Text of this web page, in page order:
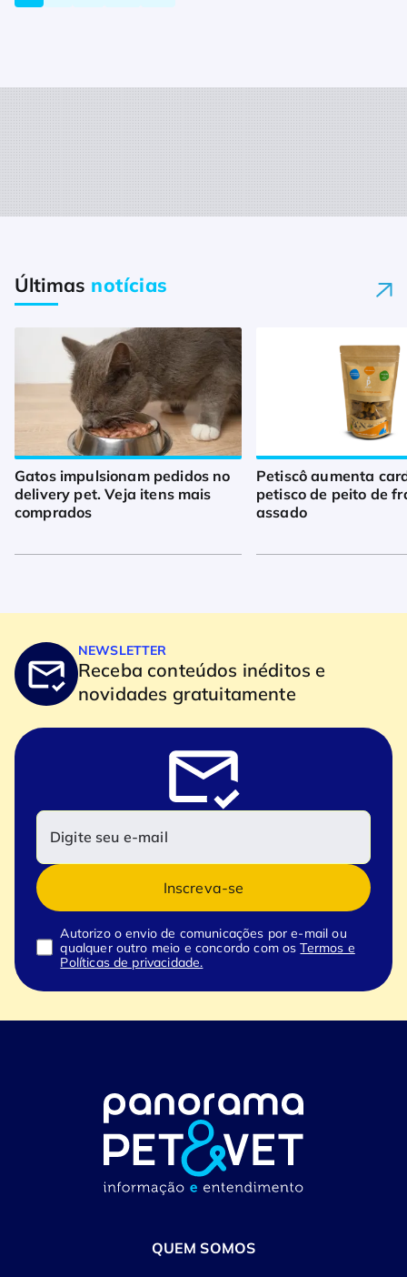
Últimas notícias
Gatos impulsionam pedidos no
delivery pet. Veja itens mais
comprados
Petiscô aumenta
petisco de peito de
assado
NEWSLETTER
Receba conteúdos inéditos e
novidades gratuitamente
Inscreva-se
Autorizo o envio de comunicações por e-mail ou
qualquer outro meio e concordo com osTermos e
Políticas de privacidade.
QUEM SOMOS